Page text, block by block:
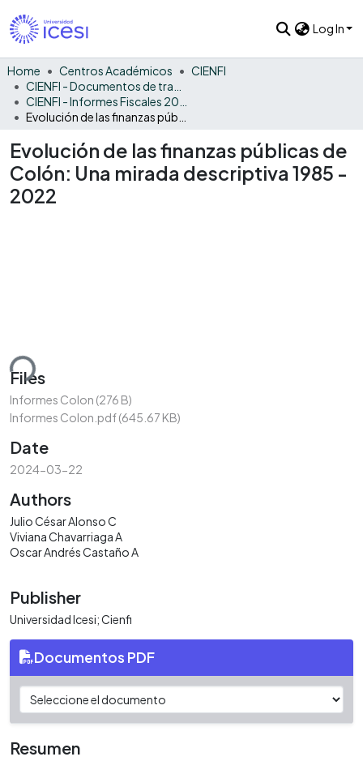
Log In
Home Centros Académicos
CIENFI
Evolución de las finanzas públicas de
Colón: Una mirada descriptiva 1985 -
2022
Files
Informes Colon (276 B)
Informes Colon.pdf(645.67 KB)
Date
2024-03-22
Authors
Julio César Alonso C
Viviana Chavarriaga A
Oscar Andrés Castaño A
Publisher
Universidad Icesi; Cienfi
Documentos PDF
Resumen